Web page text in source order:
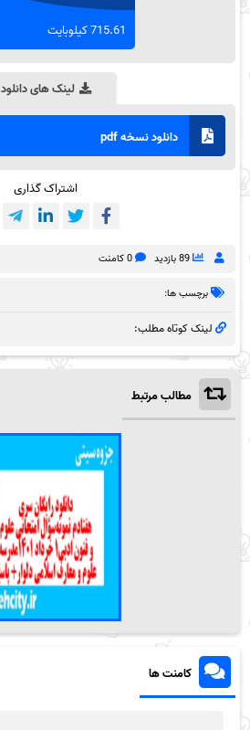
715.61 کیلوبایت
لینک های دانلود
دانلود نسخه pdf
اشتراک گذاری
89 بازدید 0 کامنت
برچسب ها:
لینک کوتاه مطلب:
مطالب مرتبط
کامنت ها